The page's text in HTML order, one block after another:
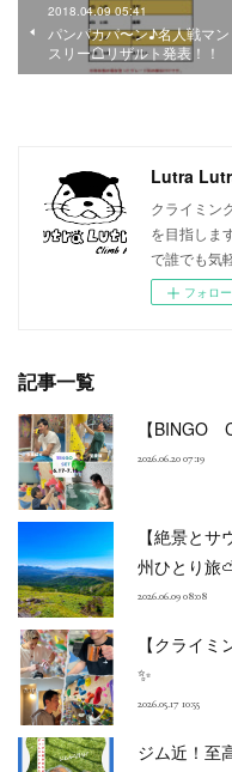
2018.04.09 05:41
パンパカパ〜ン♪名人戦マン
スリー☖リザルト発表！！
Lutra
クライミン
を目指しま
で誰でも気
フォロー
記事一覧
【BINGO
2026.06.20 07:19
【絶景と
州ひとり旅
2026.06.09 08:08
【クライ
✨
2026.05.17 10:55
ジム近！至